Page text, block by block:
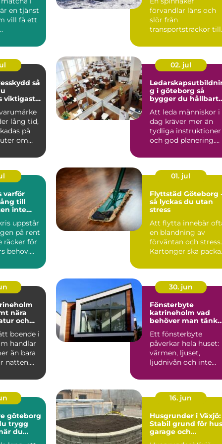
en tjänst
vill få ett
förvandlar läns och
slör från
transportsträckor till
höjdpunkter. När
seglet...
så
viktigaste
lång tid,
på
om
02. jul
g i göteborg så
bygger du hållbart
ledarskap
Att leda människor i
dag kräver mer än
tydliga instruktioner
och god planering.
till
inte
uppstår
på rent
räcker för
behov.
01. jul
Flyttstäd Göteborg
så lyckas du utan
stress
Att flytta innebär
en blandning av
förväntan och stress.
Kartonger ska
nära
och
boende i
handlar
än bara
natten.
30. jun
Fönsterbyte
katrineholm vad
behöver man tänka
Ett fönsterbyte
påverkar hela huset:
värmen, ljuset,
ljudnivån och inte
man kommer...
göteborg
trygg
du
16. jun
Husgrunder i Växjö:
Stabil grund för
garage och